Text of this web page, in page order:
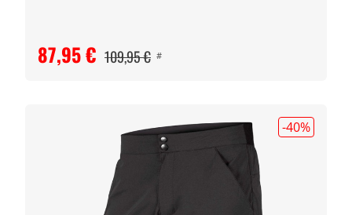
87,95 € 109,95 € #
-40%